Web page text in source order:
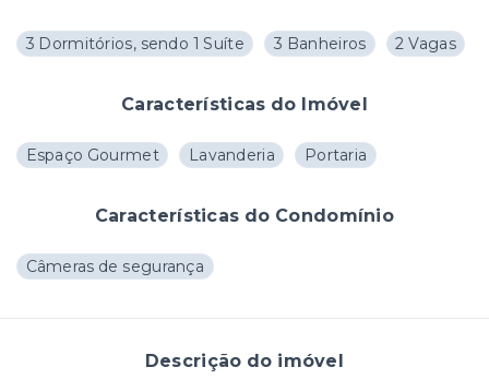
3 Dormitórios, sendo 1 Suíte 3 Banheiros 2 Vagas
Características do Imóvel
Espaço Gourmet Lavanderia Portaria
Características do Condomínio
Câmeras de segurança
Descrição do imóvel